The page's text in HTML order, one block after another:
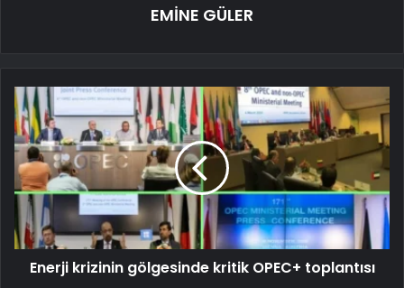
EMİNE GÜLER
Enerji krizinin gölgesinde kritik OPEC+ toplantısı